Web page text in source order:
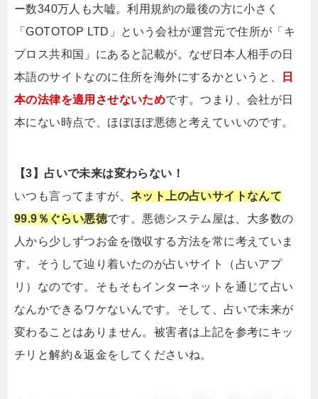
ー数340万人も大嘘。利用規約の最後の方に小さく
「GOTOTOP LTD」という会社が運営元で住所が「キ
プロス共和国」にあると記載が。なぜ日本人相手の日
本語のサイトなのに住所を海外にするかというと、
日
本の法律を適用させないためです。つまり、会社が日
本にない時点で、ほぼほぼ悪徳と考えていいのです。
【3】占いで未来は変わらない！
いつも言ってますが、 ネット上の占いサイトなんて
99.9％ぐらい悪徳です。悪徳システム屋は、大多数の
人から少しずつお金を徴収する方法を常に考えていま
す。そうして辿り着いたのが占いサイト（占いアプ
リ）なのです。そもそもインターネットを通じて占い
なんかできるワケないんです。そして、占いで未来が
変わることはありません。被害者は上記を参考にキッ
チリと解約＆返金をしてくださいね。